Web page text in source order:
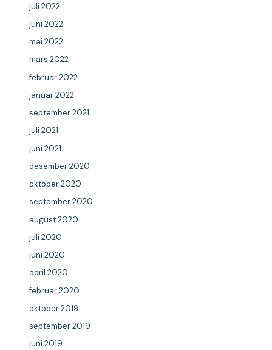
juli 2022
juni 2022
mai 2022
mars 2022
februar 2022
januar 2022
september 2021
juli 2021
juni 2021
desember 2020
oktober 2020
september 2020
august 2020
juli 2020
juni 2020
april 2020
februar 2020
oktober 2019
september 2019
juni 2019